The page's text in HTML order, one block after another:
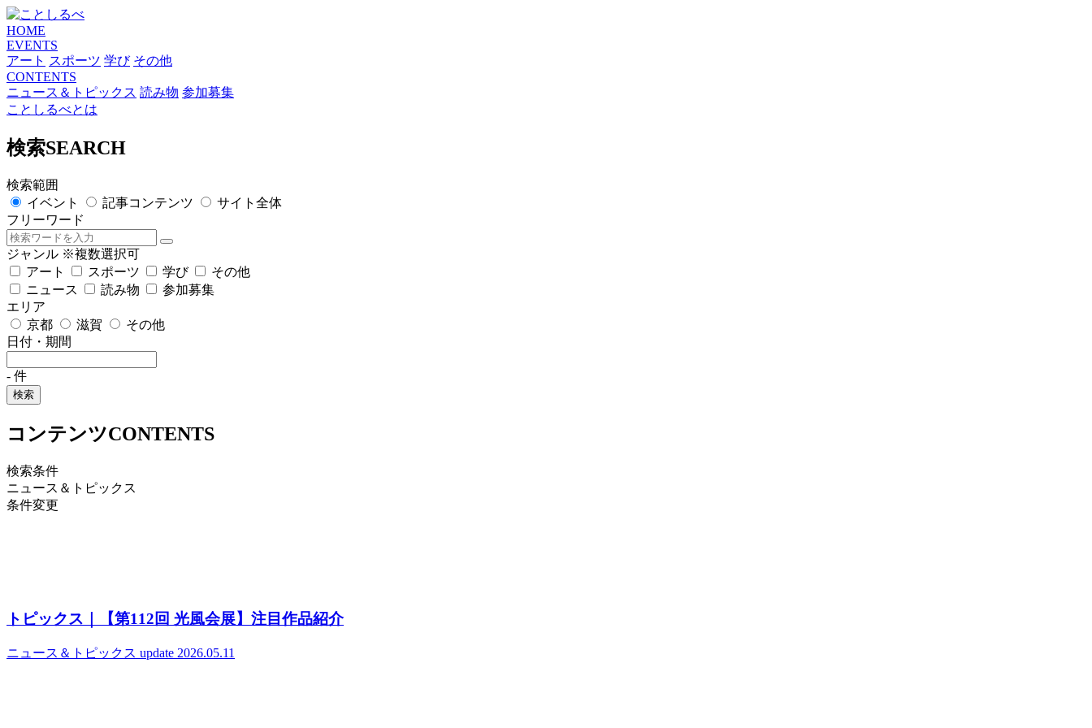
HOME
EVENTS
アート スポーツ 学び その他
CONTENTS
ニュース＆トピックス 読み物 参加募集
ことしるべとは
検索SEARCH
検索範囲
イベント
記事コンテンツ
サイト全体
フリーワード
ジャンル ※複数選択可
アート
スポーツ 学び
その他
ニュース
読み物
参加募集
エリア
京都
滋賀
その他
日付・期間
- 件
検索
コンテンツCONTENTS
検索条件
ニュース＆トピックス
条件変更
トピックス｜【第112回 光風会展】注目作品紹介
ニュース＆トピックス update 2026.05.11